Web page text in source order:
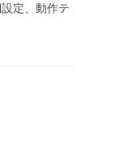
定、動作テ